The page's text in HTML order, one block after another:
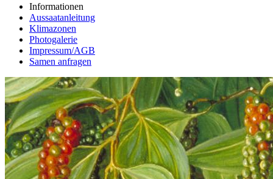
Informationen
Aussaatanleitung
Klimazonen
Photogalerie
Impressum/AGB
Samen anfragen